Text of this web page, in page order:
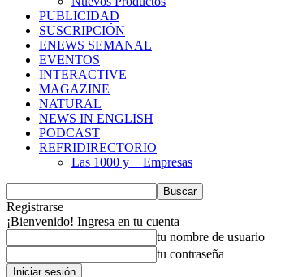
PUBLICIDAD
SUSCRIPCIÓN
ENEWS SEMANAL
EVENTOS
INTERACTIVE
MAGAZINE
NATURAL
NEWS IN ENGLISH
PODCAST
REFRIDIRECTORIO
Las 1000 y + Empresas
Registrarse
¡Bienvenido! Ingresa en tu cuenta
tu nombre de usuario
tu contraseña